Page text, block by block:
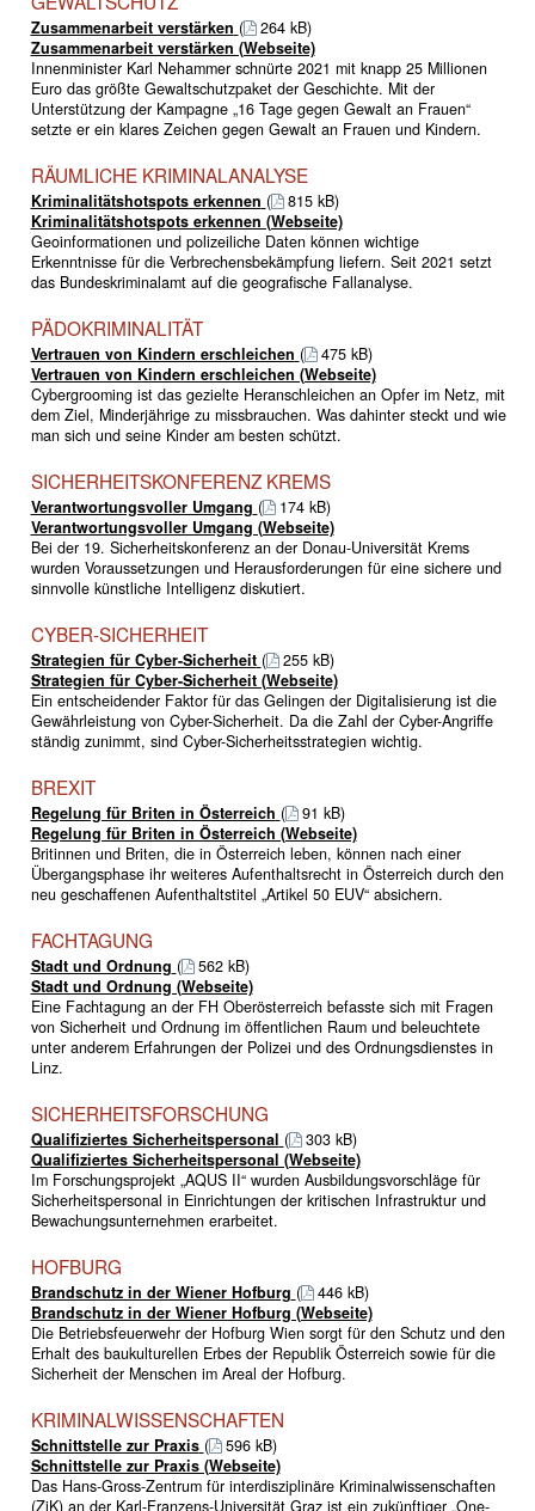
Zusammenarbeit verstärken (
264 kB)
Zusammenarbeit verstärken (Webseite)
Innenminister Karl Nehammer schnürte 2021 mit knapp 25 Millionen
Euro das größte Gewaltschutzpaket der Geschichte. Mit der
Unterstützung der Kampagne „16 Tage gegen Gewalt an Frauen“
setzte er ein klares Zeichen gegen Gewalt an Frauen und Kindern.
RÄUMLICHE KRIMINALANALYSE
Kriminalitätshotspots erkennen (
815 kB)
Kriminalitätshotspots erkennen (Webseite)
Geoinformationen und polizeiliche Daten können wichtige
Erkenntnisse für die Verbrechensbekämpfung liefern. Seit 2021 setzt
das Bundeskriminalamt auf die geografische Fallanalyse.
PÄDOKRIMINALITÄT
Vertrauen von Kindern erschleichen (
475 kB)
Vertrauen von Kindern erschleichen (Webseite)
Cybergrooming ist das gezielte Heranschleichen an Opfer im Netz, mit
dem Ziel, Minderjährige zu missbrauchen. Was dahinter steckt und wie
man sich und seine Kinder am besten schützt.
SICHERHEITSKONFERENZ KREMS
Verantwortungsvoller Umgang (
174 kB)
Verantwortungsvoller Umgang (Webseite)
Bei der 19. Sicherheitskonferenz an der Donau-Universität Krems
wurden Voraussetzungen und Herausforderungen für eine sichere und
sinnvolle künstliche Intelligenz diskutiert.
CYBER-SICHERHEIT
Strategien für Cyber-Sicherheit (
255 kB)
Strategien für Cyber-Sicherheit (Webseite)
Ein entscheidender Faktor für das Gelingen der Digitalisierung ist die
Gewährleistung von Cyber-Sicherheit. Da die Zahl der Cyber-Angriffe
ständig zunimmt, sind Cyber-Sicherheitsstrategien wichtig.
BREXIT
Regelung für Briten in Österreich (
91 kB)
Regelung für Briten in Österreich (Webseite)
Britinnen und Briten, die in Österreich leben, können nach einer
Übergangsphase ihr weiteres Aufenthaltsrecht in Österreich durch den
neu geschaffenen Aufenthaltstitel „Artikel 50 EUV“ absichern.
FACHTAGUNG
Stadt und Ordnung (
562 kB)
Stadt und Ordnung (Webseite)
Eine Fachtagung an der FH Oberösterreich befasste sich mit Fragen
von Sicherheit und Ordnung im öffentlichen Raum und beleuchtete
unter anderem Erfahrungen der Polizei und des Ordnungsdienstes in
Linz.
SICHERHEITSFORSCHUNG
Qualifiziertes Sicherheitspersonal (
303 kB)
Qualifiziertes Sicherheitspersonal (Webseite)
Im Forschungsprojekt „AQUS II“ wurden Ausbildungs­vorschläge für
Sicherheitspersonal in Einrichtungen der kritischen Infrastruktur und
Bewachungsunternehmen erarbeitet.
HOFBURG
Brandschutz in der Wiener Hofburg (
446 kB)
Brandschutz in der Wiener Hofburg (Webseite)
Die Betriebsfeuerwehr der Hofburg Wien sorgt für den Schutz und den
Erhalt des baukulturellen Erbes der Republik Österreich sowie für die
Sicherheit der Menschen im Areal der Hofburg.
KRIMINALWISSENSCHAFTEN
Schnittstelle zur Praxis (
596 kB)
Schnittstelle zur Praxis (Webseite)
Das Hans-Gross-Zentrum für interdisziplinäre Kriminalwissenschaften
(ZiK) an der Karl-Franzens-Universität Graz ist ein zukünftiger „One-